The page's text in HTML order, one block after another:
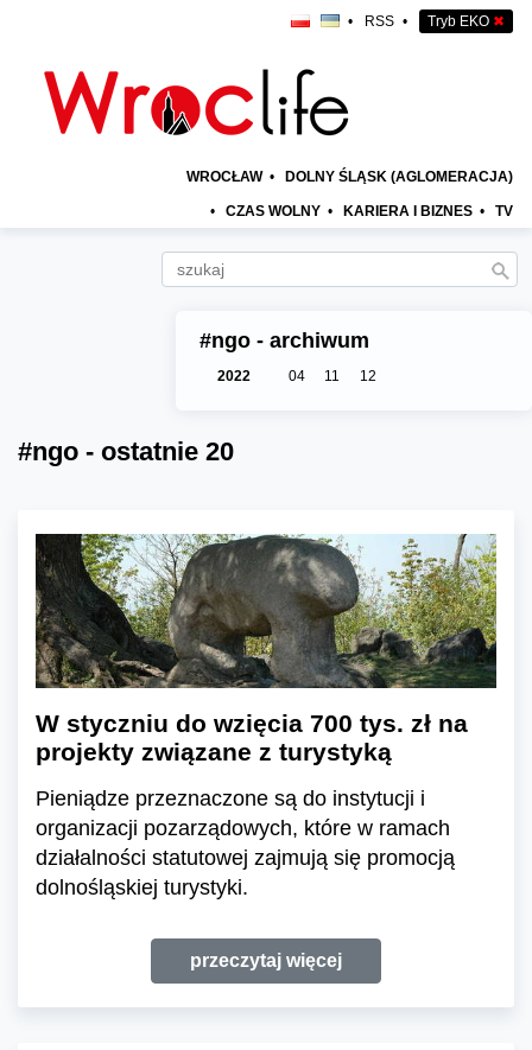
• RSS • Tryb EKO ✖
WROCŁAW • DOLNY ŚLĄSK (AGLOMERACJA)
• CZAS WOLNY • KARIERA I BIZNES • TV
#ngo - archiwum
2022 04 11 12
#ngo - ostatnie 20
W styczniu do wzięcia 700 tys. zł na
projekty związane z turystyką
Pieniądze przeznaczone są do instytucji i
organizacji pozarządowych, które w ramach
działalności statutowej zajmują się promocją
dolnośląskiej turystyki.
przeczytaj więcej